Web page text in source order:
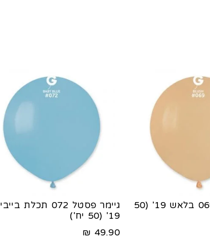
גיימר פסטל 069 בלאש 19' (50
גיימר פסטל 072 תכלת בייבי
19' (50 יח')
49.90
₪